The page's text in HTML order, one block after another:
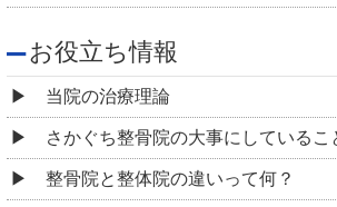
お役立ち情報
当院の治療理論
さかぐち整骨院の大事にしているこ
整骨院と整体院の違いって何？